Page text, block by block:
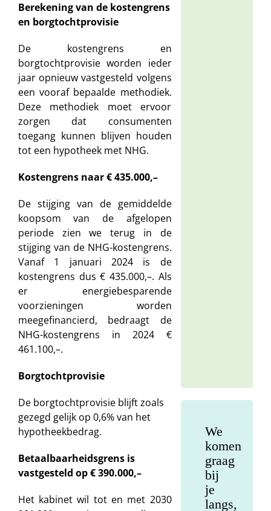
Berekening van de kostengrens
en borgtochtprovisie
De kostengrens en
borgtochtprovisie worden ieder
jaar opnieuw vastgesteld volgens
een vooraf bepaalde methodiek.
Deze methodiek moet ervoor
zorgen dat consumenten
toegang kunnen blijven houden
tot een hypotheek met NHG.
Kostengrens naar € 435.000,–
De stijging van de gemiddelde
koopsom van de afgelopen
periode zien we terug in de
stijging van de NHG-kostengrens.
Vanaf 1 januari 2024 is de
kostengrens dus € 435.000,–. Als
er energiebesparende
voorzieningen worden
meegefinancierd, bedraagt de
NHG-kostengrens in 2024 €
461.100,–.
Borgtochtprovisie
De borgtochtprovisie blijft zoals
gezegd gelijk op 0,6% van het
hypotheekbedrag.
Betaalbaarheidsgrens is
vastgesteld op € 390.000,–
Het kabinet wil tot en met 2030
We
komen
graag
bij
je
langs,